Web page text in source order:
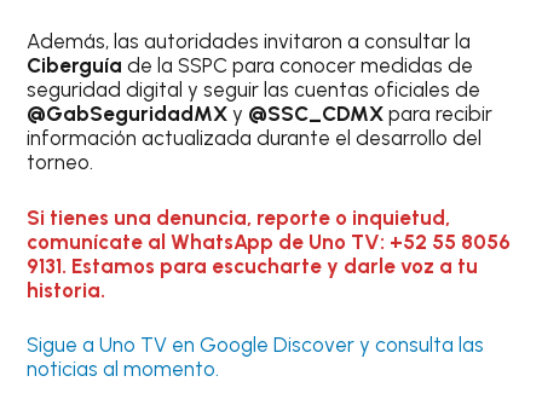
Además, las autoridades invitaron a consultar la
Ciberguía de la SSPC para conocer medidas de
seguridad digital y seguir las cuentas oficiales de
@GabSeguridadMX y @SSC_CDMX para recibir
información actualizada durante el desarrollo del
torneo.
Si tienes una denuncia, reporte o inquietud,
comunícate al WhatsApp de Uno TV: +52 55 8056
9131. Estamos para escucharte y darle voz a tu
historia.
Sigue a Uno TV en Google Discover y consulta las
noticias al momento.